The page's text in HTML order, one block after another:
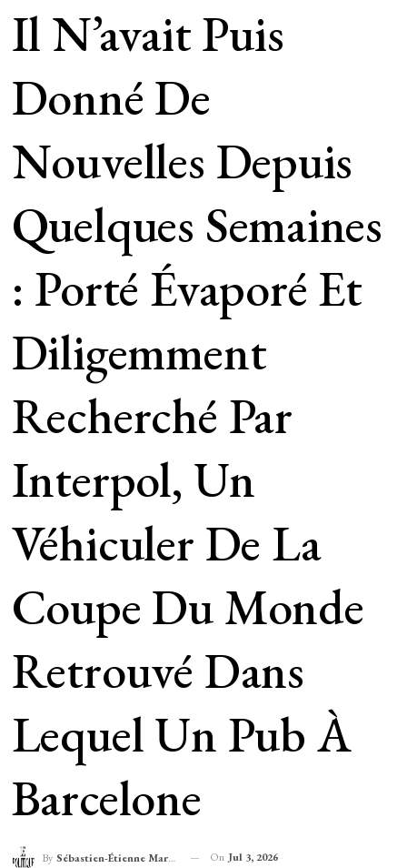
Il N’avait Puis
Donné De
Nouvelles Depuis
Quelques Semaines
: Porté Évaporé Et
Diligemment
Recherché Par
Interpol, Un
Véhiculer De La
Coupe Du Monde
Retrouvé Dans
Lequel Un Pub À
Barcelone
By Sébastien-Étienne Marechal On Jul 3, 2026